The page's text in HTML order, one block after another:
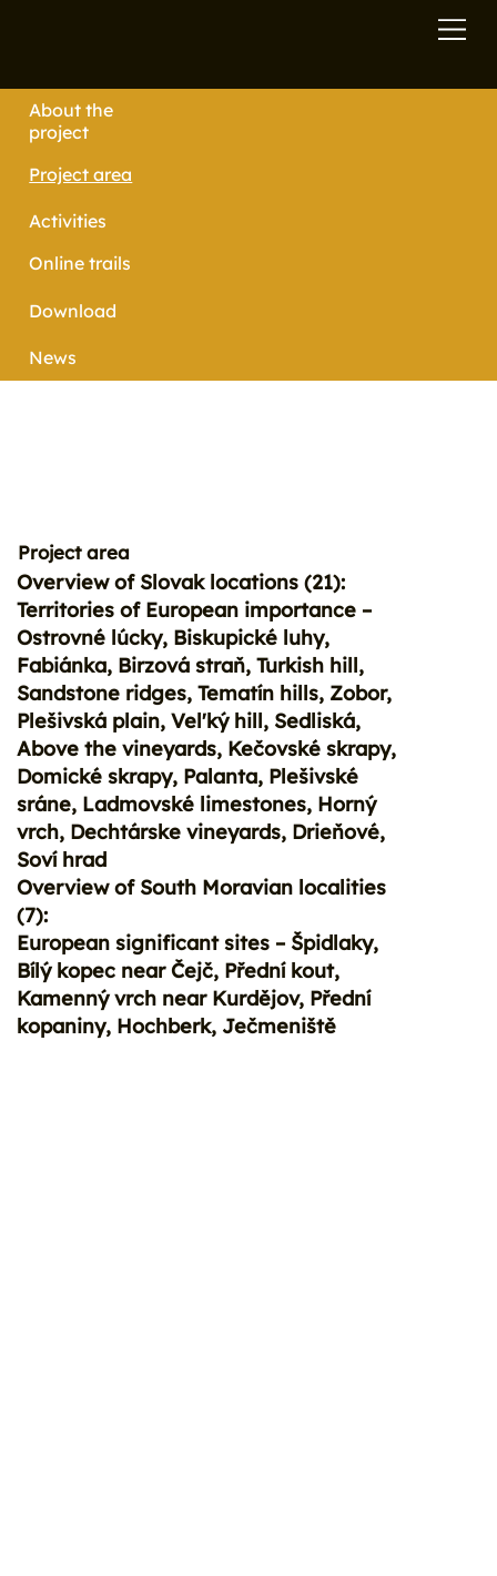
About the
project
Project area
Download
News
Download
Project area
Overview of Slovak locations (21):
Territories of European importance –
Ostrovné lúcky, Biskupické luhy,
Fabiánka, Birzová straň, Turkish hill,
Sandstone ridges, Tematín hills, Zobor,
Plešivská plain, Vel'ký hill, Sedliská,
Above the vineyards, Kečovské skrapy,
Domické skrapy, Palanta, Plešivské
sráne, Ladmovské limestones, Horný
vrch, Dechtárske vineyards, Drieňové,
Soví hrad
Overview of South Moravian localities
(7):
European significant sites – Špidlaky,
Bílý kopec near Čejč, Přední kout,
Kamenný vrch near Kurdějov, Přední
kopaniny, Hochberk, Ječmeniště